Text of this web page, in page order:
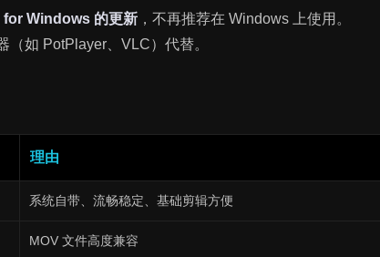
for Windows 的更新，不再推荐在 Windows 上使用。
如 PotPlayer、VLC）代替。
理由
系统自带、流畅稳定、基础剪辑方便
MOV 文件高度兼容